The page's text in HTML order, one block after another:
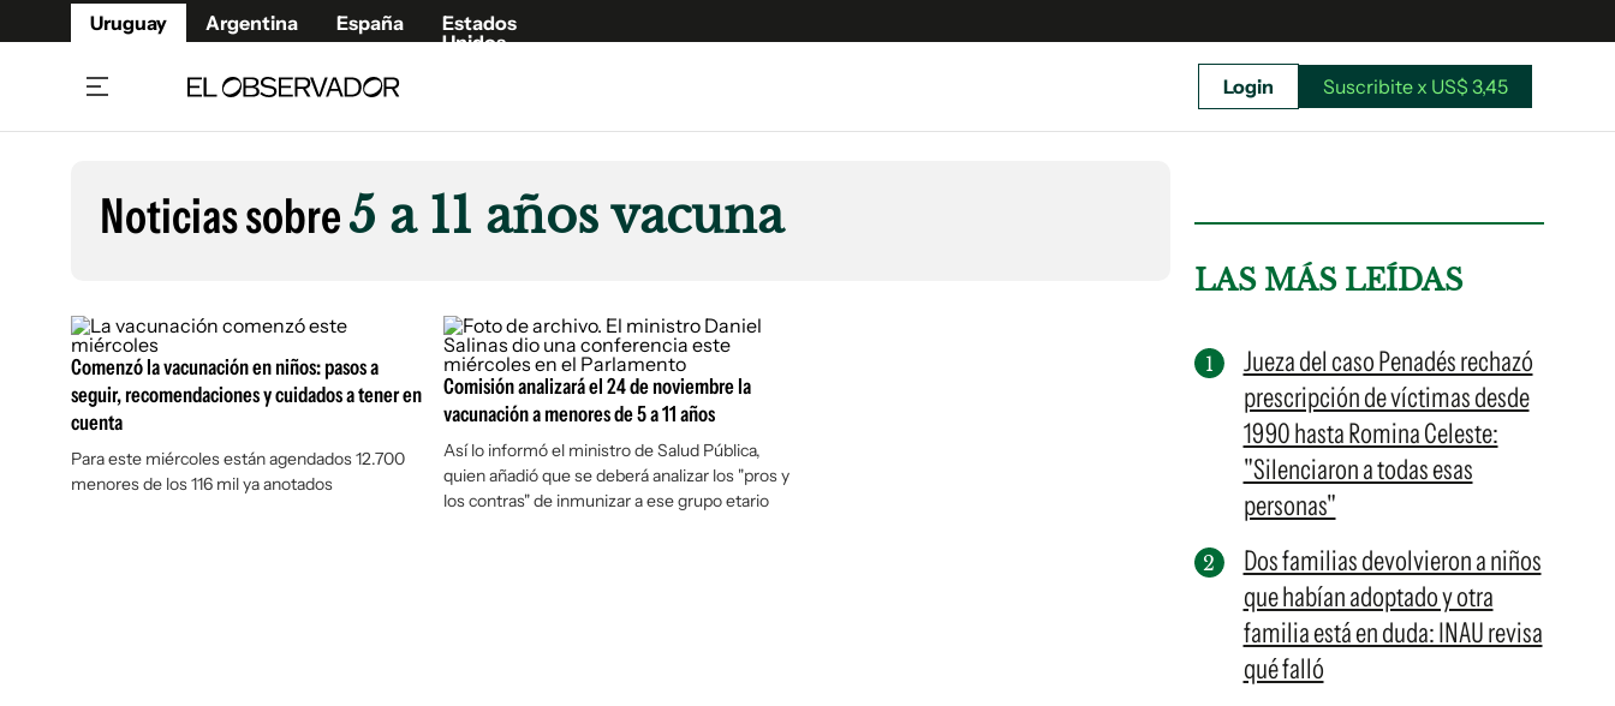
Uruguay Argentina España
Estados
Unidos
Beneficios Member
Café y Negocios
Economía y Empresas
Agro
Mundo
Fúnebres
Publicaciones
Newsletters
Argentina
España
Estados Unidos
Suscribite x US$ 3,45
Login Suscribite x US$ 3,45
Noticias sobre5 a 11 años vacuna
Comenzó la vacunación en niños: pasos a
seguir, recomendaciones y cuidados a tener en
cuenta
Para este miércoles están agendados 12.700
menores de los 116 mil ya anotados
Comisión analizará el 24 de noviembre la
vacunación a menores de 5 a 11 años
Así lo informó el ministro de Salud Pública,
quien añadió que se deberá analizar los "pros y
los contras" de inmunizar a ese grupo etario
LAS MÁS LEÍDAS
Jueza del caso Penadés rechazó
prescripción de víctimas desde
1990 hasta Romina Celeste:
"Silenciaron a todas esas
personas"
Dos familias devolvieron a niños
que habían adoptado y otra
familia está en duda: INAU revisa
qué falló